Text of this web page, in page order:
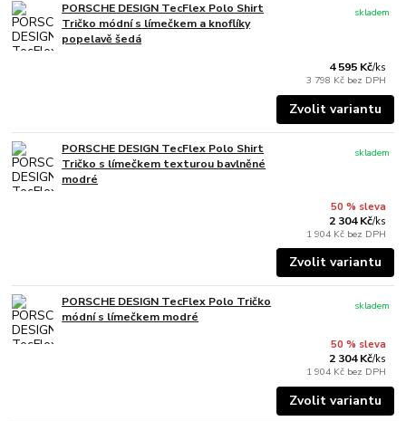
PORSCHE DESIGN TecFlex Polo Shirt
Tričko módní s límečkem a knoflíky
popelavě šedá
4 595 Kč/ks
3 798 Kč bez DPH
skladem
Zvolit variantu
PORSCHE DESIGN TecFlex Polo Shirt
Tričko s límečkem texturou bavlněné
modré
50 % sleva
2 304 Kč/ks
1 904 Kč bez DPH
skladem
Zvolit variantu
PORSCHE DESIGN TecFlex Polo Tričko
módní s límečkem modré
50 % sleva
2 304 Kč/ks
1 904 Kč bez DPH
skladem
Zvolit variantu